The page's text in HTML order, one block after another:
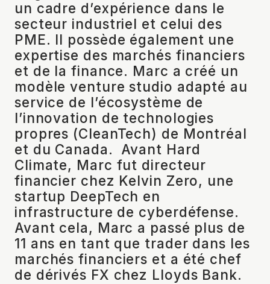
un cadre d’expérience dans le
secteur industriel et celui des
PME. Il possède également une
expertise des marchés financiers
et de la finance. Marc a créé un
modèle venture studio adapté au
service de l’écosystème de
l’innovation de technologies
propres (CleanTech) de Montréal
et du Canada. Avant Hard
Climate, Marc fut directeur
financier chez Kelvin Zero, une
startup DeepTech en
infrastructure de cyberdéfense.
Avant cela, Marc a passé plus de
11 ans en tant que trader dans les
marchés financiers et a été chef
de dérivés FX chez Lloyds Bank.